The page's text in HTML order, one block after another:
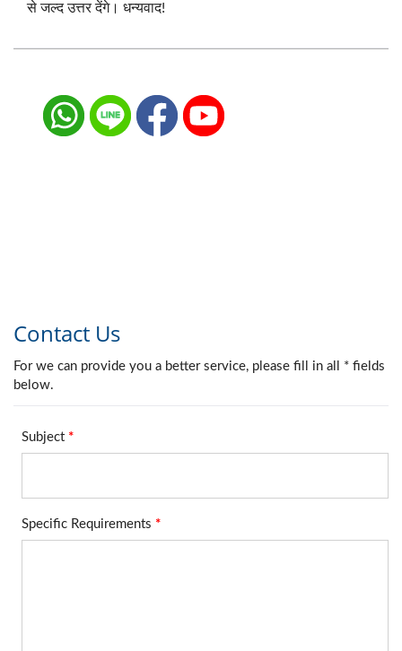
से जल्द उत्तर देंगे। धन्यवाद!